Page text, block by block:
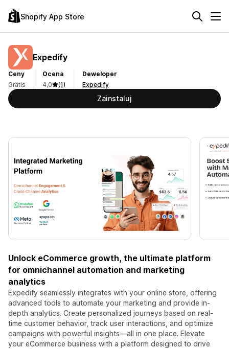
Shopify App Store
Expedify
Ceny
Gratis
Ocena
4,0
(1)
Deweloper
Expedify
Zainstaluj
Unlock eCommerce growth, the ultimate platform
for omnichannel automation and marketing
analytics
Expedify seamlessly integrates with your online store, offering
advanced tools to automate your marketing and provide in-
depth analytics. Create personalized journeys based on real-
time customer behavior, track user interactions, and optimize
campaigns with powerful insights—all in one place. Elevate
your eCommerce business with a platform designed to drive